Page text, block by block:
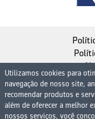
Instituto de
Utilizamos cookies para
navegação de nosso site,
recomendar produtos e
além de oferecer a melhor
nossos serviços, você